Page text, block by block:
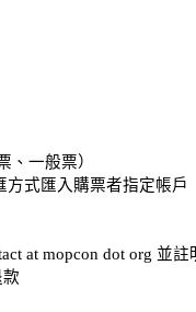
、一般票）
式匯入購票者指定帳戶
at mopcon dot org 並